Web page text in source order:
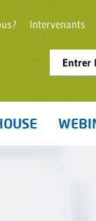
Intervenants